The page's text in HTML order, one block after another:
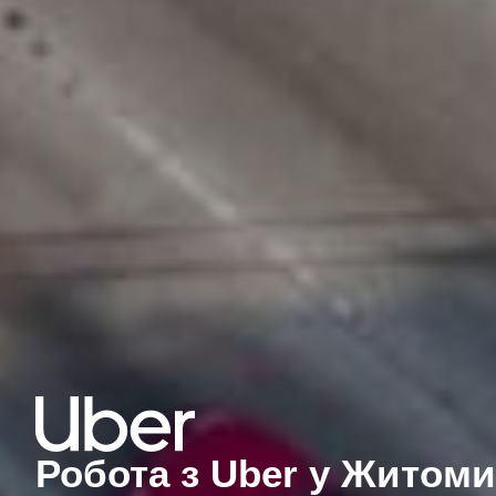
Робота з Uber у